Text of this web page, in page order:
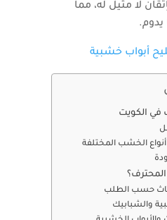
لا مثيل له، مما
أبواب خشبية
في الكويت
الخشب المختلفة
المحترف؟